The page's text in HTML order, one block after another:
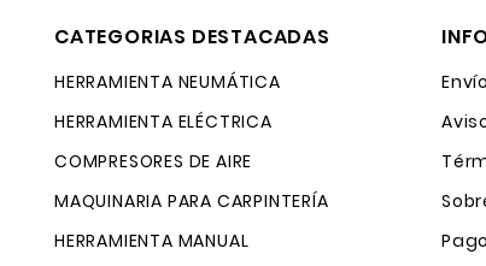
CATEGORIAS DESTACADAS
HERRAMIENTA NEUMÁTICA
HERRAMIENTA ELÉCTRICA
COMPRESORES DE AIRE
MAQUINARIA PARA CARPINTERÍA
HERRAMIENTA MANUAL
Envío